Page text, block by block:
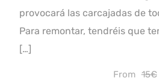
provocará las carcajadas de
Para remontar, tendréis que
[…]
From 15€